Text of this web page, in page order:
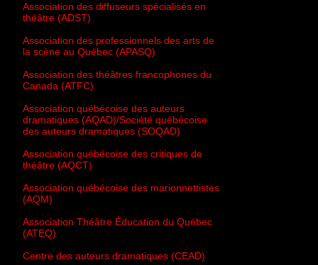
Association des diffuseurs spécialisés en
théâtre (ADST)
Association des professionnels des arts de
la scène au Québec (APASQ)
Association des théâtres francophones du
Canada (ATFC)
Association québécoise des auteurs
dramatiques (AQAD)/Société québécoise
des auteurs dramatiques (SOQAD)
Association québécoise des critiques de
théâtre (AQCT)
Association québécoise des marionnettistes
(AQM)
Association Théâtre Éducation du Québec
(ATEQ)
Centre des auteurs dramatiques (CEAD)